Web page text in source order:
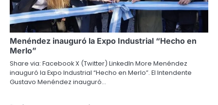
Menéndez inauguró la Expo Industrial “Hecho en
Merlo”
Share via: Facebook X (Twitter) LinkedIn More Menéndez
inauguró la Expo Industrial “Hecho en Merlo”. El Intendente
Gustavo Menéndez inauguró…